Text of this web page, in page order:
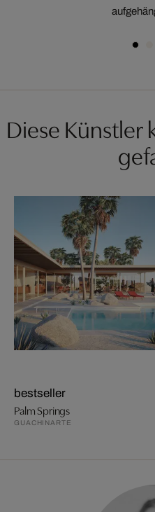
Diese Künstler
bestseller
Palm Springs
GUACHINARTE